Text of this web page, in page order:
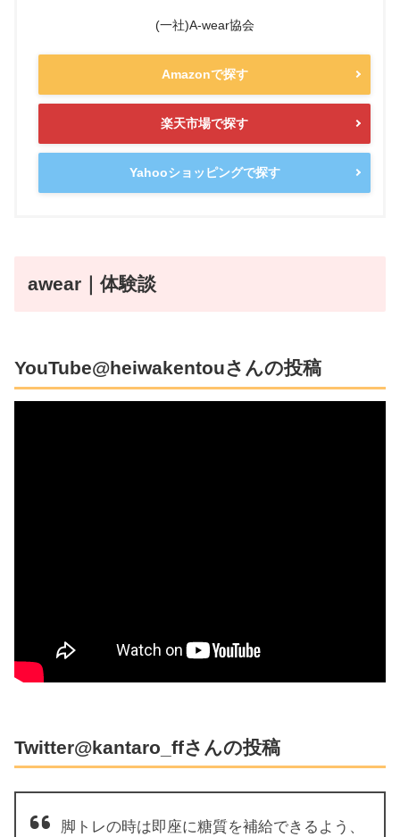
(一社)A-wear協会
Amazonで探す
楽天市場で探す
Yahooショッピングで探す
awear｜体験談
YouTube@heiwakentouさんの投稿
Twitter@kantaro_ffさんの投稿
脚トレの時は即座に糖質を補給できるよう、